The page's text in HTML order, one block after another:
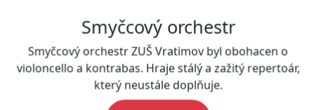
Smyčcový orchestr
Smyčcový orchestr ZUŠ Vratimov byl obohacen o
violoncello a kontrabas. Hraje stálý a zažitý repertoár,
který neustále doplňuje.